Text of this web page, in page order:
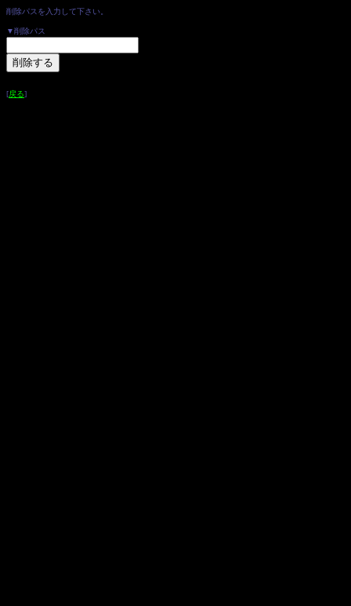
削除パスを入力して下さい。
▼削除パス
[戻る]